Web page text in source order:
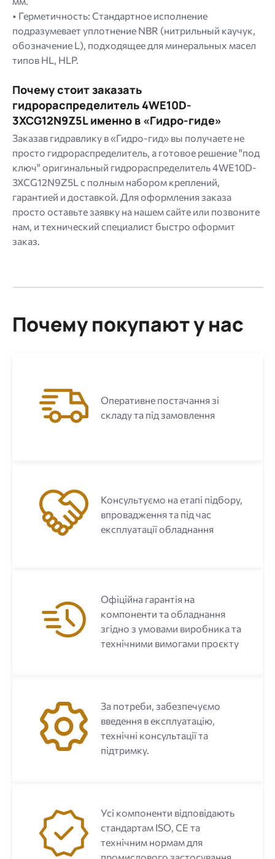
• Герметичность: Стандартное исполнение
подразумевает уплотнение NBR (нитрильный каучук,
обозначение L), подходящее для минеральных масел
типов HL, HLP.
Почему стоит заказать
гидрораспределитель 4WE10D-
3XCG12N9Z5L именно в «Гидро-гиде»
Заказав гидравлику в «Гидро-гид» вы получаете не
просто гидрораспределитель, а готовое решение "под
ключ" оригинальный гидрораспределитель 4WE10D-
3XCG12N9Z5L с полным набором креплений,
гарантией и доставкой. Для оформления заказа
просто оставьте заявку на нашем сайте или позвоните
нам, и технический специалист быстро оформит
заказ.
Почему покупают у нас
Оперативне постачання зі
складу та під замовлення
Консультуємо на етапі підбору,
впровадження та під час
експлуатації обладнання
Офіційна гарантія на
компоненти та обладнання
згідно з умовами виробника та
технічними вимогами проєкту
За потреби, забезпечуємо
введення в експлуатацію,
технічні консультації та
підтримку.
Усі компоненти відповідають
стандартам ISO, CE та
технічним нормам для